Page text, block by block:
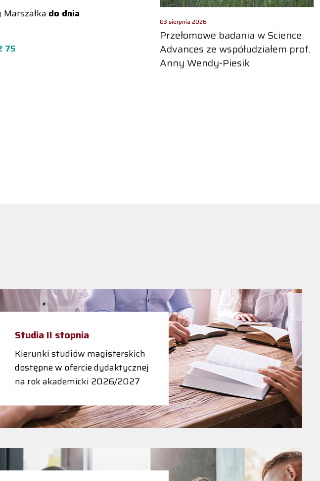
do dnia
75
03 sierpnia 2026
Przełomowe badania w Science
Advances ze współudziałem prof.
Anny Wendy-Piesik
Studia II stopnia
Kierunki studiów magisterskich
dostępne w ofercie dydaktycznej
na rok akademicki 2026/2027